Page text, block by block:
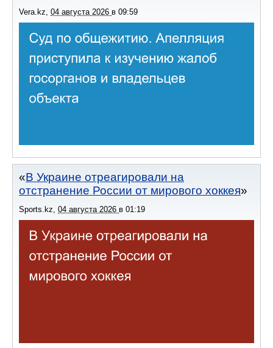
Vera.kz 04 августа 2026 в 09:59
В Украине отреагировали на
отстранение России от мирового хоккея
Sports.kz, 04 августа 2026 в 01:19